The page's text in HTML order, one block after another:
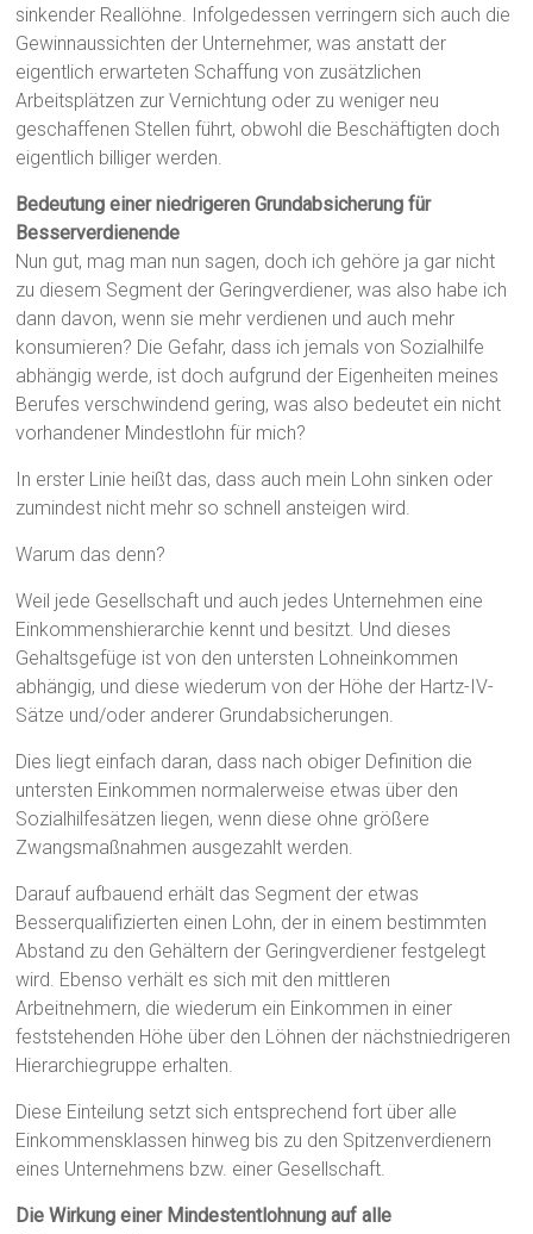
sinkender Reallöhne. Infolgedessen verringern sich auch die
Gewinnaussichten der Unternehmer, was anstatt der
eigentlich erwarteten Schaffung von zusätzlichen
Arbeitsplätzen zur Vernichtung oder zu weniger neu
geschaffenen Stellen führt, obwohl die Beschäftigten doch
eigentlich billiger werden.
Bedeutung einer niedrigeren Grundabsicherung für
Besserverdienende
Nun gut, mag man nun sagen, doch ich gehöre ja gar nicht
zu diesem Segment der Geringverdiener, was also habe ich
dann davon, wenn sie mehr verdienen und auch mehr
konsumieren? Die Gefahr, dass ich jemals von Sozialhilfe
abhängig werde, ist doch aufgrund der Eigenheiten meines
Berufes verschwindend gering, was also bedeutet ein nicht
vorhandener Mindestlohn für mich?
In erster Linie heißt das, dass auch mein Lohn sinken oder
zumindest nicht mehr so schnell ansteigen wird.
Warum das denn?
Weil jede Gesellschaft und auch jedes Unternehmen eine
Einkommenshierarchie kennt und besitzt. Und dieses
Gehaltsgefüge ist von den untersten Lohneinkommen
abhängig, und diese wiederum von der Höhe der Hartz-IV-
Sätze und/oder anderer Grundabsicherungen.
Dies liegt einfach daran, dass nach obiger Definition die
untersten Einkommen normalerweise etwas über den
Sozialhilfesätzen liegen, wenn diese ohne größere
Zwangsmaßnahmen ausgezahlt werden.
Darauf aufbauend erhält das Segment der etwas
Besserqualifizierten einen Lohn, der in einem bestimmten
Abstand zu den Gehältern der Geringverdiener festgelegt
wird. Ebenso verhält es sich mit den mittleren
Arbeitnehmern, die wiederum ein Einkommen in einer
feststehenden Höhe über den Löhnen der nächstniedrigeren
Hierarchiegruppe erhalten.
Diese Einteilung setzt sich entsprechend fort über alle
Einkommensklassen hinweg bis zu den Spitzenverdienern
eines Unternehmens bzw. einer Gesellschaft.
Die Wirkung einer Mindestentlohnung auf alle